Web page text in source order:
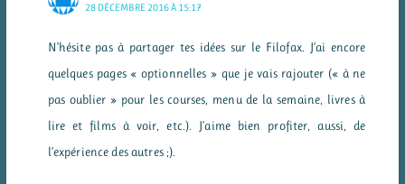
28 DÉCEMBRE 2016 À 15:17
N’hésite pas à partager tes idées sur le Filofax. J’ai encore
quelques pages « optionnelles » que je vais rajouter (« à ne
pas oublier » pour les courses, menu de la semaine, livres à
lire et films à voir, etc.). J’aime bien profiter, aussi, de
l’expérience des autres ;).